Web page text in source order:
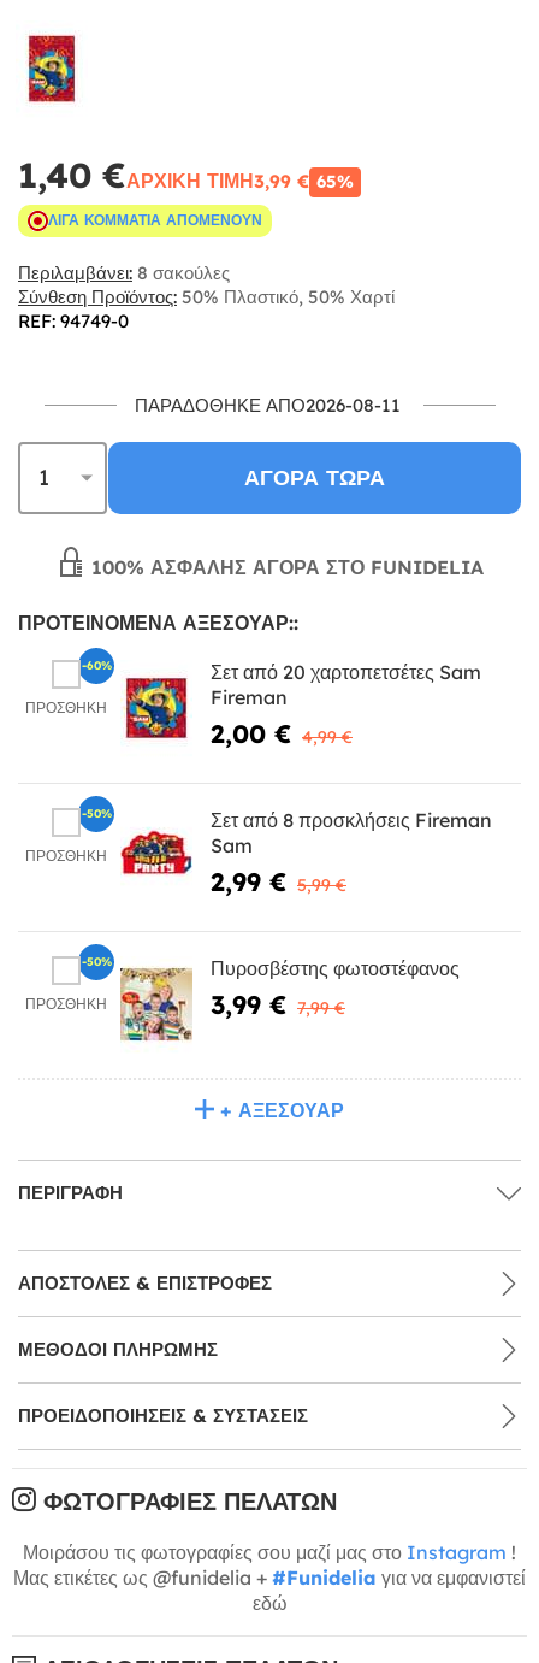
1,40 €ΑΡΧΙΚΉ ΤΙΜΉ3,99 € 65%
ΛΊΓΑ ΚΟΜΜΆΤΙΑ ΑΠΟΜΈΝΟΥΝ
Περιλαμβάνει: 8 σακούλες
Σύνθεση Προϊόντος: 50% Πλαστικό, 50% Χαρτί
REF: 94749-0
ΠΑΡΑΔΌΘΗΚΕ ΑΠΌ2026-08-11
ΑΓΟΡΆ ΤΏΡΑ
100% ΑΣΦΑΛΉΣ ΑΓΟΡΆ ΣΤΟ FUNIDELIA
ΠΡΟΤΕΙΝΌΜΕΝΑ ΑΞΕΣΟΥΆΡ::
ΠΡΟΣΘΉΚΗ
Σετ από 20 χαρτοπετσέτες Sam
Fireman
2,00 € 4,99 €
-60%
ΠΡΟΣΘΉΚΗ
Σετ από 8 προσκλήσεις Fireman
Sam
2,99 € 5,99 €
-50%
ΠΡΟΣΘΉΚΗ
Πυροσβέστης φωτοστέφανος
3,99 € 7,99 €
-50%
+ ΑΞΕΣΟΥΆΡ
ΠΕΡΙΓΡΑΦΉ
ΑΠΟΣΤΟΛΈΣ & ΕΠΙΣΤΡΟΦΈΣ
ΜΕΘΌΔΟΙ ΠΛΗΡΩΜΉΣ
ΠΡΟΕΙΔΟΠΟΙΉΣΕΙΣ & ΣΥΣΤΆΣΕΙΣ
ΦΩΤΟΓΡΑΦΊΕΣ ΠΕΛΑΤΏΝ
Μοιράσου τις φωτογραφίες σου μαζί μας στο Instagram !
Μας ετικέτες ως @funidelia + #Funidelia για να εμφανιστεί
εδώ